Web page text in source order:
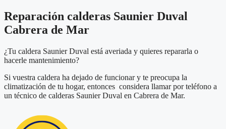
Reparación calderas Saunier Duval
Cabrera de Mar
¿Tu caldera Saunier Duval está averiada y quieres repararla o
hacerle mantenimiento?
Si vuestra caldera ha dejado de funcionar y te preocupa la
climatización de tu hogar, entonces considera llamar por teléfono a
un técnico de calderas Saunier Duval en Cabrera de Mar.